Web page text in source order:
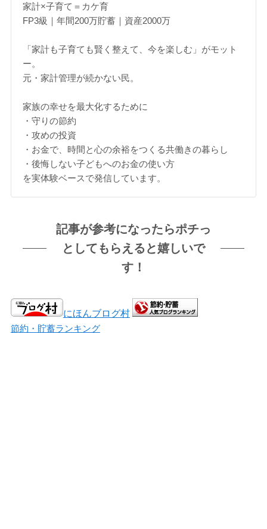
家計×子育て＝カケ育
FP3級｜年間200万貯蓄｜資産2000万
「家計も子育ても賢く整えて、今を楽しむ」がモット
ー。
元・家計管理が続かない民。
家族の幸せを最大化するために
・守りの節約
・攻めの投資
・お金で、時間と心の余裕をつくる共働きの暮らし
・後悔しない子どもへのお金の使い方
を実体験ベースで発信しています。
記事が参考になったらポチっ
としてもらえると嬉しいで
す！
にほんブログ村
節約・貯蓄ランキング